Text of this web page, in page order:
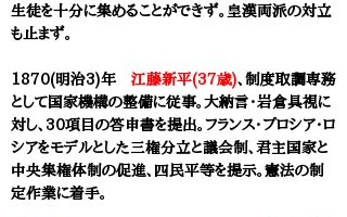
生徒を十分に集めることができず。皇漢両派の対立
も止まず。
1870(明治3)年 江藤新平(37歳)、制度取調専務
として国家機構の整備に従事。大納言・岩倉具視に
対し、30項目の答申書を提出。フランス・プロシア・ロ
シアをモデルとした三権分立と議会制、君主国家と
中央集権体制の促進、四民平等を提示。憲法の制
定作業に着手。